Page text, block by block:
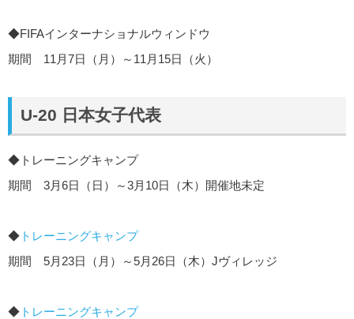
◆FIFAインターナショナルウィンドウ
期間 11月7日（月）～11月15日（火）
U-20 日本女子代表
◆トレーニングキャンプ
期間 3月6日（日）～3月10日（木）開催地未定
◆ トレーニングキャンプ
期間 5月23日（月）～5月26日（木）Jヴィレッジ
◆ トレーニングキャンプ